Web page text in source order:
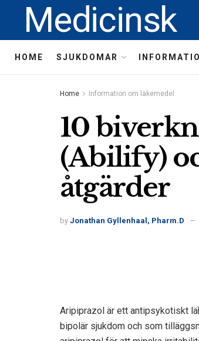
Medicinsk
HOME SJUKDOMAR
Home Information om läkemedel
10
(Abilify)
åtgärder
by Jonathan Gyllenhaal, Pharm.D
Aripiprazol är ett antipsykotiskt
bipolär sjukdom och som